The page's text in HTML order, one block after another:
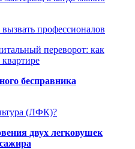
вызвать профессионалов
переворот: как
бесправника
(ЛФК)?
двух легковушек